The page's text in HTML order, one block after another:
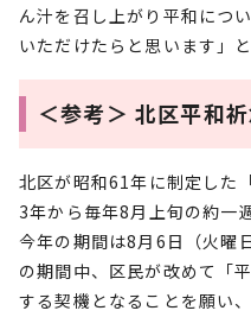
ん汁を召し上がり平和につ
いただけたらと思います」と
＜参考＞ 北区平和
北区が昭和61年に制定した
3年から毎年8月上旬の約一
今年の期間は8月6日（火曜
の期間中、区民が改めて「
する契機となることを願い